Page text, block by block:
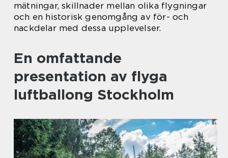
mätningar, skillnader mellan olika flygningar
och en historisk genomgång av för- och
nackdelar med dessa upplevelser.
En omfattande
presentation av flyga
luftballong Stockholm